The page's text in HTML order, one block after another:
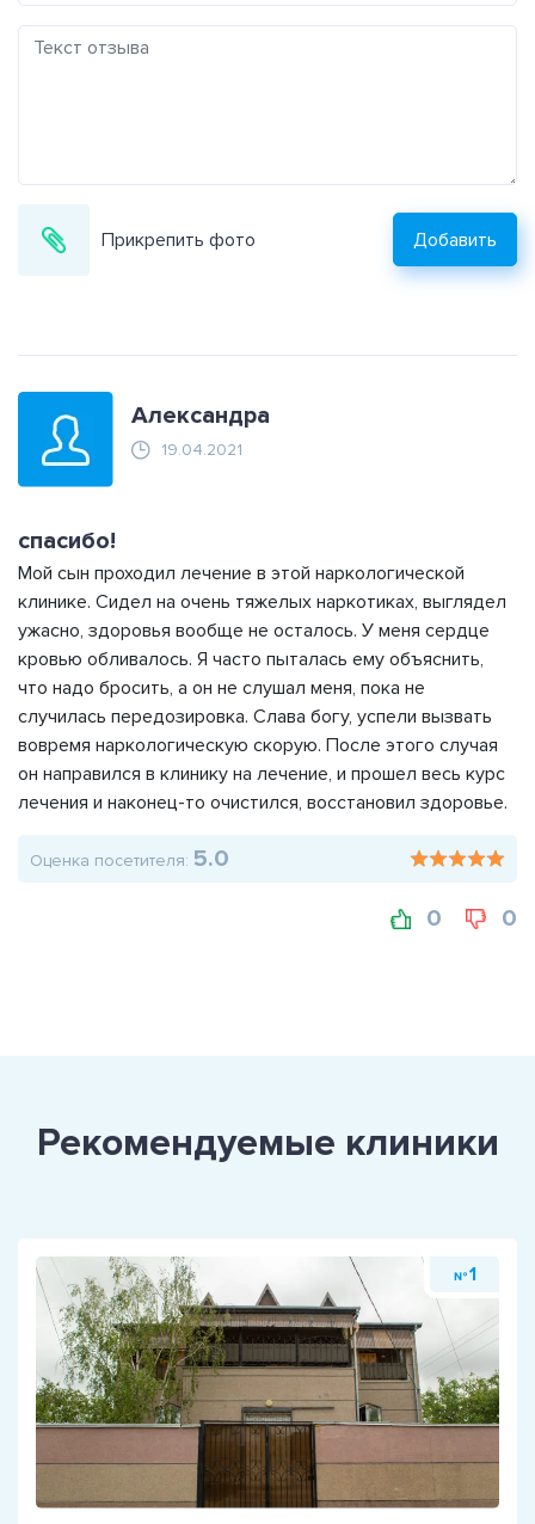
Прикрепить фото Добавить
Александра
19.04.2021
спасибо!
Мой сын проходил лечение в этой наркологической
клинике. Сидел на очень тяжелых наркотиках, выглядел
ужасно, здоровья вообще не осталось. У меня сердце
кровью обливалось. Я часто пыталась ему объяснить,
что надо бросить, а он не слушал меня, пока не
случилась передозировка. Слава богу, успели вызвать
вовремя наркологическую скорую. После этого случая
он направился в клинику на лечение, и прошел весь курс
лечения и наконец-то очистился, восстановил здоровье.
Оценка посетителя: 5.0
0 0
Рекомендуемые клиники
№ 1